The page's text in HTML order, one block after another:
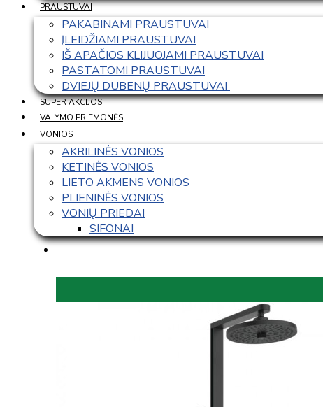
PRAUSTUVAI
PAKABINAMI PRAUSTUVAI
ĮLEIDŽIAMI PRAUSTUVAI
IŠ APAČIOS KLIJUOJAMI PRAUSTUVAI
PASTATOMI PRAUSTUVAI
DVIEJŲ DUBENŲ PRAUSTUVAI
SUPER AKCIJOS
VALYMO PRIEMONĖS
VONIOS
AKRILINĖS VONIOS
KETINĖS VONIOS
LIETO AKMENS VONIOS
PLIENINĖS VONIOS
VONIŲ PRIEDAI
SIFONAI